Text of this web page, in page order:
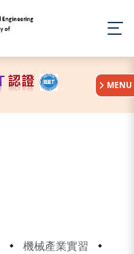
機械產業實習
MENU